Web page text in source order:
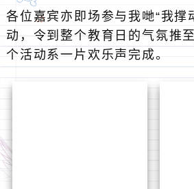
各位嘉宾亦即场参与我哋“我撑
动，令到整个教育日的气氛推
个活动系一片欢乐声完成。